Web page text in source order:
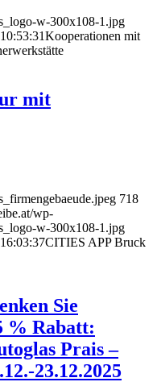
w-300x108-1.jpg
Kooperationen mit
mit
718
wp-
w-300x108-1.jpg
CITIES APP Bruck
Sie
% Rabatt:
Prais –
23.12.2025